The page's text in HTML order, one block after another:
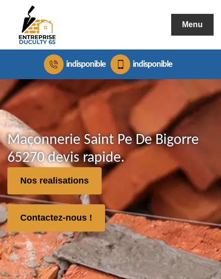
Menu
indisponible indisponible
Maçonnerie Saint Pe De Bigorre
65270 devis rapide.
Nos realisations
Contactez-nous !